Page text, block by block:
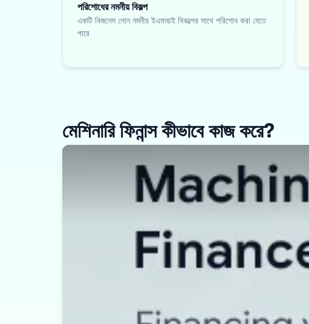
পরিশোধের নমনীয় বিকল্প
একটি বিজনেস লোন নমনীয় ইএমআই বিকল্পের সাথে পরিশোধ করা যেতে
পারে
মেশিনারি ফিনান্স কীভাবে কাজ করে?